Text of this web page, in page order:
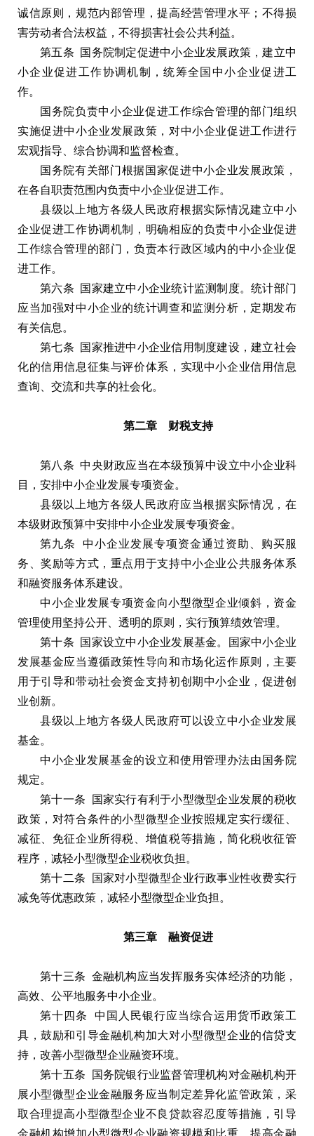
诚信原则，规范内部管理，提高经营管理水平；不得损
害劳动者合法权益，不得损害社会公共利益。
第五条 国务院制定促进中小企业发展政策，建立中
小企业促进工作协调机制，统筹全国中小企业促进工
作。
国务院负责中小企业促进工作综合管理的部门组织
实施促进中小企业发展政策，对中小企业促进工作进行
宏观指导、综合协调和监督检查。
国务院有关部门根据国家促进中小企业发展政策，
在各自职责范围内负责中小企业促进工作。
县级以上地方各级人民政府根据实际情况建立中小
企业促进工作协调机制，明确相应的负责中小企业促进
工作综合管理的部门，负责本行政区域内的中小企业促
进工作。
第六条 国家建立中小企业统计监测制度。统计部门
应当加强对中小企业的统计调查和监测分析，定期发布
有关信息。
第七条 国家推进中小企业信用制度建设，建立社会
化的信用信息征集与评价体系，实现中小企业信用信息
查询、交流和共享的社会化。
第二章 财税支持
第八条 中央财政应当在本级预算中设立中小企业科
目，安排中小企业发展专项资金。
县级以上地方各级人民政府应当根据实际情况，在
本级财政预算中安排中小企业发展专项资金。
第九条 中小企业发展专项资金通过资助、购买服
务、奖励等方式，重点用于支持中小企业公共服务体系
和融资服务体系建设。
中小企业发展专项资金向小型微型企业倾斜，资金
管理使用坚持公开、透明的原则，实行预算绩效管理。
第十条 国家设立中小企业发展基金。国家中小企业
发展基金应当遵循政策性导向和市场化运作原则，主要
用于引导和带动社会资金支持初创期中小企业，促进创
业创新。
县级以上地方各级人民政府可以设立中小企业发展
基金。
中小企业发展基金的设立和使用管理办法由国务院
规定。
第十一条 国家实行有利于小型微型企业发展的税收
政策，对符合条件的小型微型企业按照规定实行缓征、
减征、免征企业所得税、增值税等措施，简化税收征管
程序，减轻小型微型企业税收负担。
第十二条 国家对小型微型企业行政事业性收费实行
减免等优惠政策，减轻小型微型企业负担。
第三章 融资促进
第十三条 金融机构应当发挥服务实体经济的功能，
高效、公平地服务中小企业。
第十四条 中国人民银行应当综合运用货币政策工
具，鼓励和引导金融机构加大对小型微型企业的信贷支
持，改善小型微型企业融资环境。
第十五条 国务院银行业监督管理机构对金融机构开
展小型微型企业金融服务应当制定差异化监管政策，采
取合理提高小型微型企业不良贷款容忍度等措施，引导
金融机构增加小型微型企业融资规模和比重，提高金融